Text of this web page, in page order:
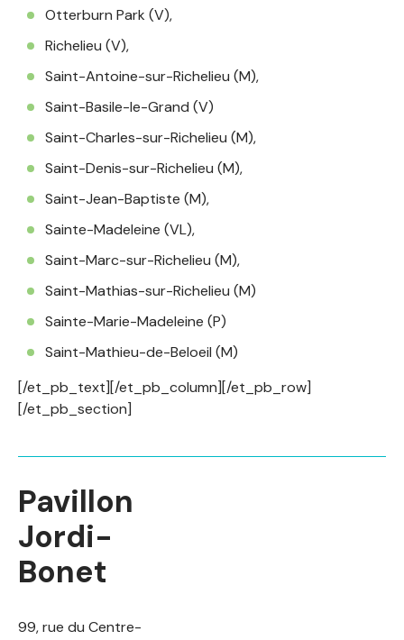
Otterburn Park (V),
Richelieu (V),
Saint-Antoine-sur-Richelieu (M),
Saint-Basile-le-Grand (V)
Saint-Charles-sur-Richelieu (M),
Saint-Denis-sur-Richelieu (M),
Saint-Jean-Baptiste (M),
Sainte-Madeleine (VL),
Saint-Marc-sur-Richelieu (M),
Saint-Mathias-sur-Richelieu (M)
Sainte-Marie-Madeleine (P)
Saint-Mathieu-de-Beloeil (M)
[/et_pb_text][/et_pb_column][/et_pb_row]
[/et_pb_section]
Pavillon
Jordi-
Bonet
99, rue du Centre-